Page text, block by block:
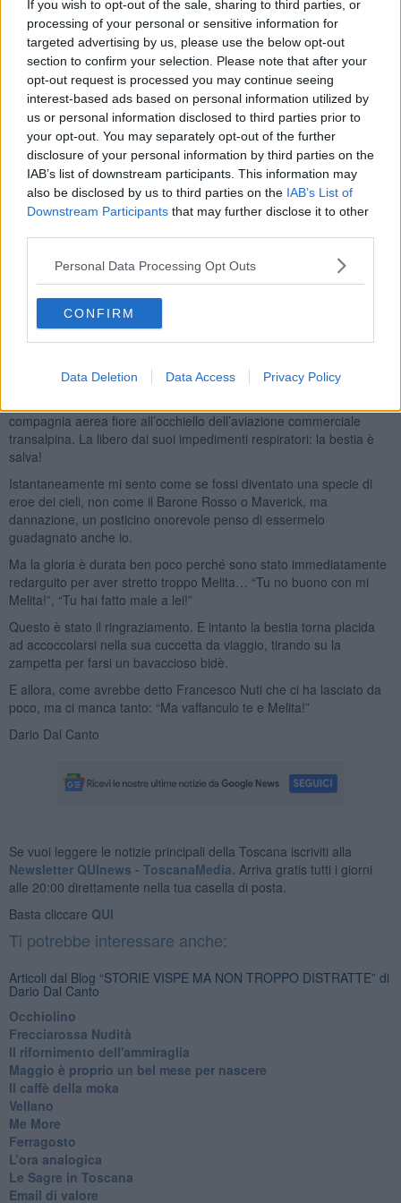
If you wish to opt-out of the sale, sharing to third parties, or
processing of your personal or sensitive information for
targeted advertising by us, please use the below opt-out
section to confirm your selection. Please note that after your
opt-out request is processed you may continue seeing
interest-based ads based on personal information utilized by
us or personal information disclosed to third parties prior to
your opt-out. You may separately opt-out of the further
disclosure of your personal information by third parties on the
IAB’s list of downstream participants. This information may
also be disclosed by us to third parties on the IAB’s List of
Downstream Participants that may further disclose it to other
Personal Data Processing Opt Outs
CONFIRM
Data Deletion Data Access Privacy Policy
appropriata viste le origini latinoamericane, forse colombiane, della
signora spaventata e agitata. Una sorta di maracas a pelo corto
che viene scossa con terrorizzato vigore.
Ma non ci distraiamo: una dramma è in corso!
Sto canetto si agita tossendo e tentando di infilarsi la zampa in
bocca come se volesse togliersi qualcosa.
Mosso dalla compassione e dal terrore che Melita potesse crepare
miseramente a circa 20000 piedi di quota mi chino sulla bestia
tossente nel corridoio dove la padrona aveva portato Melita in
cerca dell’aiuto delle hostess. Queste, imperterrite, hanno
continuato il loro lavoro dispensando panini e sorrisi, entrambi di
Appena avvicino la mano questa ingrata subito mi morde un dito.
“Meledetta te e chi ti porta sull’aereo!”
Getto il cuore oltre l’ostacolo, erigendomi a paladino della salute
canina: la mia missione è salvarti la vita, piccola bestia
indemoniata, costi quel che costi, anche se dovessi sbranarmi il
braccio fino al gomito. Le apro la bocca e appiccicato al palato
vedo un pezzo enorme del suddetto panino cingommoso. Col dito
compagnia aerea fiore all’occhiello dell’aviazione commerciale
transalpina. La libero dai suoi impedimenti respiratori: la bestia è
salva!
Istantaneamente mi sento come se fossi diventato una specie di
eroe dei cieli, non come il Barone Rosso o Maverick, ma
dannazione, un posticino onorevole penso di essermelo
guadagnato anche io.
Ma la gloria è durata ben poco perché sono stato immediatamente
redarguito per aver stretto troppo Melita… “Tu no buono con mi
Melita!”, “Tu hai fatto male a lei!”
Questo è stato il ringraziamento. E intanto la bestia torna placida
ad accoccolarsi nella sua cuccetta da viaggio, tirando su la
zampetta per farsi un bavaccioso bidè.
E allora, come avrebbe detto Francesco Nuti che ci ha lasciato da
poco, ma ci manca tanto: “Ma vaffanculo te e Melita!”
Dario Dal Canto
Se vuoi leggere le notizie principali della Toscana iscriviti alla
Newsletter QUInews - ToscanaMedia. Arriva gratis tutti i giorni
alle 20:00 direttamente nella tua casella di posta.
Basta cliccare QUI
Ti potrebbe interessare anche:
Articoli dal Blog “STORIE VISPE MA NON TROPPO DISTRATTE” di
Dario Dal Canto
Occhiolino
Frecciarossa Nudità
Il rifornimento dell'ammiraglia
​Maggio è proprio un bel mese per nascere
Il caffè della moka
​Vellano
​Me More
​Ferragosto
​L’ora analogica
​Le Sagre in Toscana
​Email di valore